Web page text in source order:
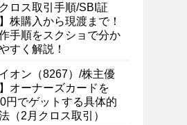
クロス取引手順/SBI証
株購入から現渡まで！
手順をスクショで分か
すく解説！
イオン（8267）/株主優
オーナーズカードを
円でゲットする具体的
（2月クロス取引）